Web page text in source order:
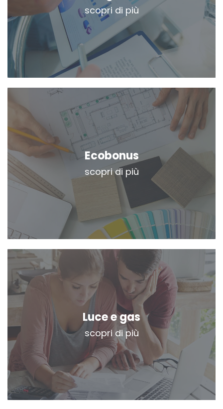
scopri di più
Ecobonus
scopri di più
Luce e gas
scopri di più